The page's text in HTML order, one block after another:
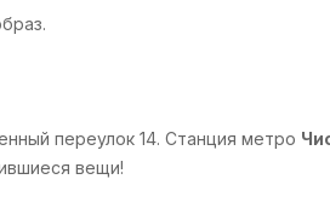
переулок 14. Станция метро
вещи!